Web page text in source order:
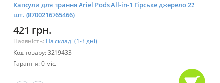
Капсули для прання Ariel Pods All-in-1 Гірське джерело 22
шт. (8700216765466)
421 грн.
Наявність: На складі (1-3 дні)
Код товару: 3219433
Гарантія: 0 міс.